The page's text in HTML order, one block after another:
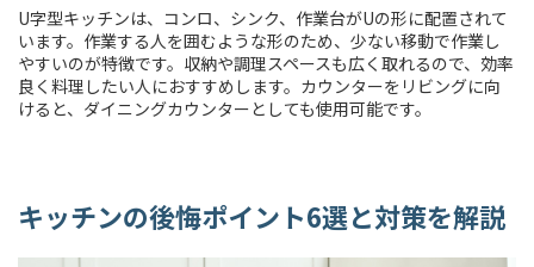
U字型キッチンは、コンロ、シンク、作業台がUの形に配置されて
います。作業する人を囲むような形のため、少ない移動で作業し
やすいのが特徴です。収納や調理スペースも広く取れるので、効率
良く料理したい人におすすめします。カウンターをリビングに向
けると、ダイニングカウンターとしても使用可能です。
キッチンの後悔ポイント6選と対策を解説